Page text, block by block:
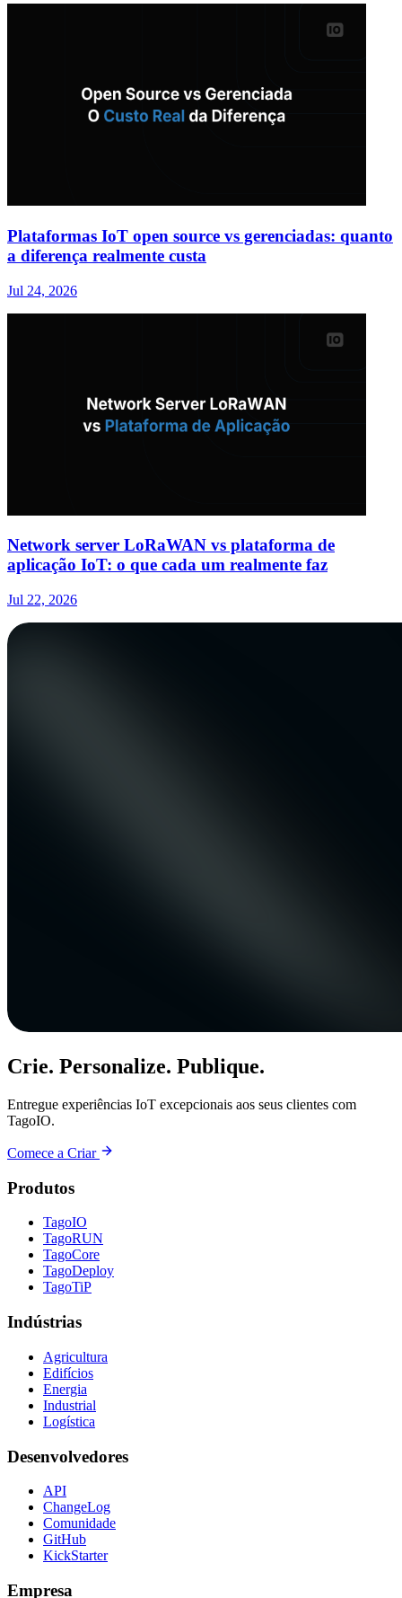
Plataformas IoT open source vs gerenciadas: quanto
a diferença realmente custa
Jul 24, 2026
Network server LoRaWAN vs plataforma de
aplicação IoT: o que cada um realmente faz
Jul 22, 2026
Crie. Personalize. Publique.
Entregue experiências IoT excepcionais aos seus clientes com
TagoIO.
Comece a Criar
Produtos
TagoIO
TagoRUN
TagoCore
TagoDeploy
TagoTiP
Indústrias
Agricultura
Edifícios
Energia
Industrial
Logística
Desenvolvedores
API
ChangeLog
Comunidade
GitHub
KickStarter
Empresa